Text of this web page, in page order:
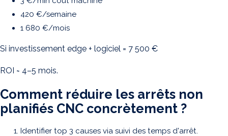
420 €/semaine
1 680 €/mois
Si investissement edge + logiciel = 7 500 €
ROI ≈ 4–5 mois.
Comment réduire les arrêts non
planifiés CNC concrètement ?
Identifier top 3 causes via suivi des temps d'arrêt.